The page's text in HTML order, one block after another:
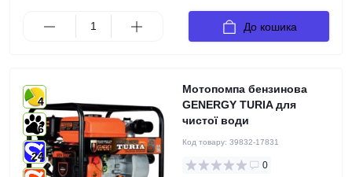
До кошика
4
6
24
Мотопомпа бензинова
GENERGY TURIA для
чистої води
Код товару: 39832-17831
0